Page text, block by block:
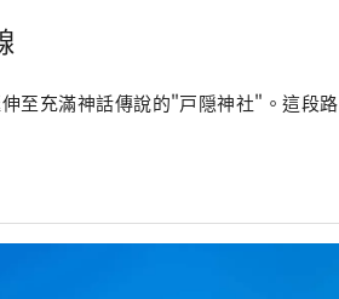
至充滿神話傳說的"戸隠神社"。這段路